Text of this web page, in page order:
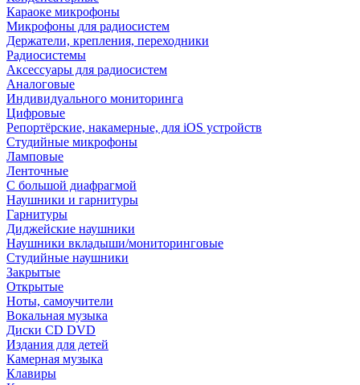
Караоке микрофоны
Микрофоны для радиосистем
Держатели, крепления, переходники
Радиосистемы
Аксессуары для радиосистем
Аналоговые
Индивидуального мониторинга
Цифровые
Репортёрские, накамерные, для iOS устройств
Студийные микрофоны
Ламповые
Ленточные
С большой диафрагмой
Наушники и гарнитуры
Гарнитуры
Диджейские наушники
Наушники вкладыши/мониторинговые
Студийные наушники
Закрытые
Открытые
Ноты, самоучители
Вокальная музыка
Диски CD DVD
Издания для детей
Камерная музыка
Клавиры